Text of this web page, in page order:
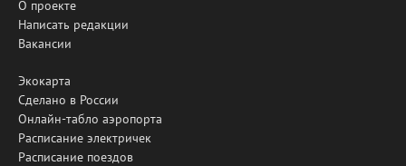
О проекте
Написать редакции
Вакансии
Экокарта
Сделано в России
Онлайн-табло аэропорта
Расписание электричек
Расписание поездов